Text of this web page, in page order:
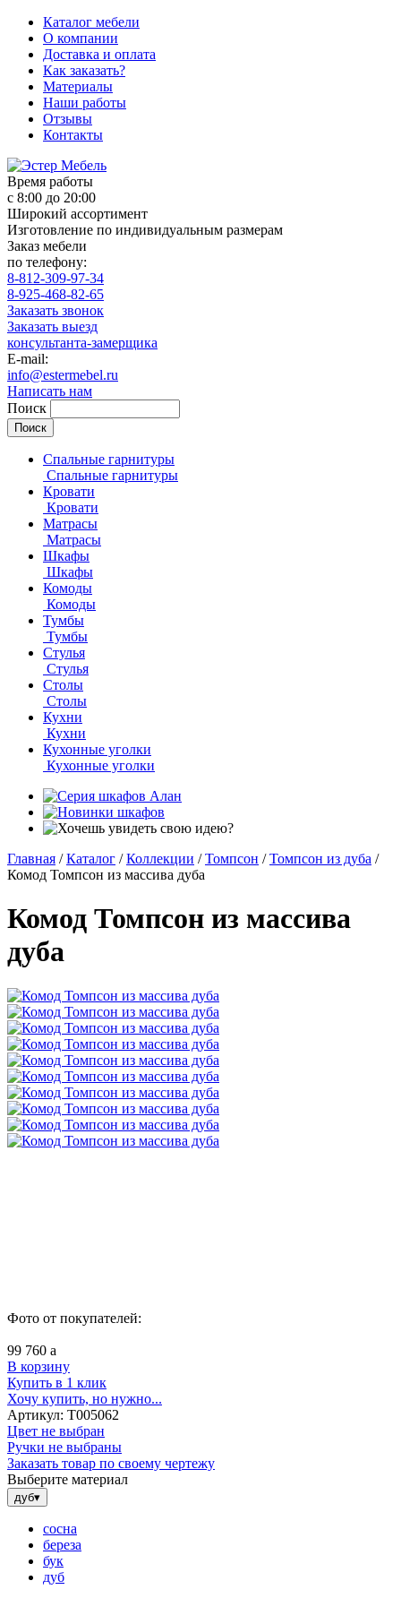
Каталог мебели
О компании
Доставка и оплата
Как заказать?
Материалы
Наши работы
Отзывы
Контакты
Время работы
с 8:00 до 20:00
Широкий ассортимент
Изготовление по индивидуальным размерам
Заказ мебели
по телефону:
8-812-309-97-34
8-925-468-82-65
Заказать звонок
Заказать выезд
консультанта-замерщика
E-mail:
info@estermebel.ru
Написать нам
Поиск
Спальные гарнитуры
Спальные гарнитуры
Кровати
Кровати
Матрасы
Матрасы
Шкафы
Шкафы
Комоды
Комоды
Тумбы
Тумбы
Стулья
Стулья
Столы
Столы
Кухни
Кухни
Кухонные уголки
Кухонные уголки
Главная / Каталог / Коллекции / Томпсон / Томпсон из дуба /
Комод Томпсон из массива дуба
Комод Томпсон из массива
дуба
Фото от покупателей:
99 760 a
В корзину
Купить в 1 клик
Хочу купить, но нужно...
Артикул: Т005062
Цвет не выбран
Ручки не выбраны
Заказать товар по своему чертежу
Выберите материал
дуб▾
сосна
береза
бук
дуб